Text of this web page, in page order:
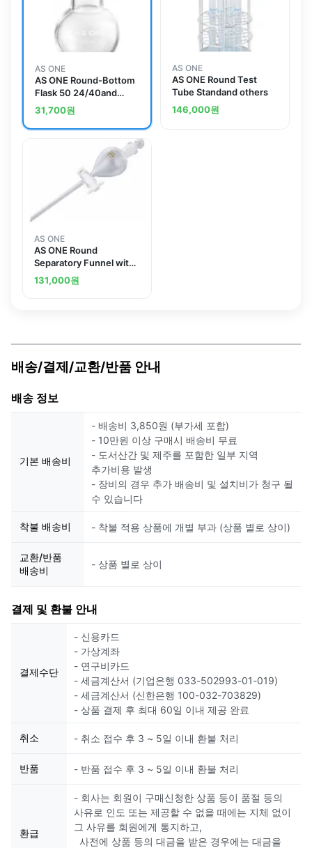
AS ONE
AS ONE Round-Bottom
Flask 50 24/40and
others
31,700원
AS ONE
AS ONE Round Test
Tube Standand others
146,000원
AS ONE
AS ONE Round
Separatory Funnel with
Teflon(R) Plug 50mLand
others
131,000원
배송/결제/교환/반품 안내
배송 정보
기본 배송비
- 배송비 3,850원 (부가세 포함)
- 10만원 이상 구매시 배송비 무료
- 도서산간 및 제주를 포함한 일부 지역
추가비용 발생
- 장비의 경우 추가 배송비 및 설치비가 청구 될
수 있습니다
착불 배송비 - 착불 적용 상품에 개별 부과 (상품 별로 상이)
교환/반품
배송비
- 상품 별로 상이
결제 및 환불 안내
결제수단
- 신용카드
- 가상계좌
- 연구비카드
- 세금계산서 (기업은행 033-502993-01-019)
- 세금계산서 (신한은행 100-032-703829)
- 상품 결제 후 최대 60일 이내 제공 완료
취소 - 취소 접수 후 3 ~ 5일 이내 환불 처리
반품 - 반품 접수 후 3 ~ 5일 이내 환불 처리
환급
- 회사는 회원이 구매신청한 상품 등이 품절 등의
사유로 인도 또는 제공할 수 없을 때에는 지체 없이
그 사유를 회원에게 통지하고,
사전에 상품 등의 대금을 받은 경우에는 대금을